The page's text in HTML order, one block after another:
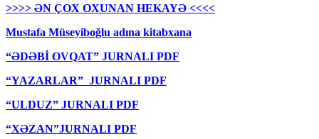
>>>> ƏN ÇOX OXUNAN HEKAYƏ <<<<
Mustafa Müseyiboğlu adına kitabxana
“ƏDƏBİ OVQAT” JURNALI PDF
“YAZARLAR” JURNALI PDF
“ULDUZ” JURNALI PDF
“XƏZAN”JURNALI PDF